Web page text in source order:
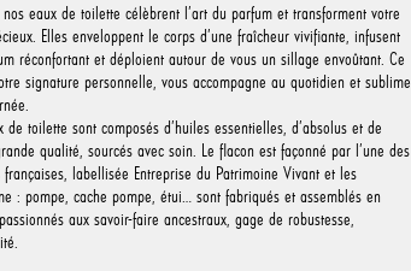
eaux de toilette célèbrent l’art du parfum et transforment votre
Elles enveloppent le corps d’une fraîcheur vivifiante, infusent
réconfortant et déploient autour de vous un sillage envoûtant. Ce
signature personnelle, vous accompagne au quotidien et sublime
de toilette sont composés d’huiles essentielles, d’absolus et de
qualité, sourcés avec soin. Le flacon est façonné par l’une des
labellisée Entreprise du Patrimoine Vivant et les
: pompe, cache pompe, étui… sont fabriqués et assemblés en
aux savoir-faire ancestraux, gage de robustesse,